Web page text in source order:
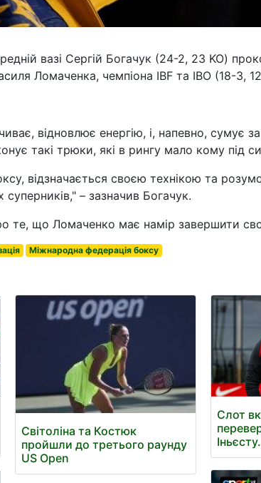
вазі Сергій Богачук (24-2, 23 KO)
Ломаченка, чемпіона IBF та IBO (18-3,
відновлює енергію, і, напевно, сумує
такі трюки, які в рингу мало кому під
відзначається своєю технікою та
– зазначив Богачук.
те, що Ломаченко має намір завершити
Міжнародна федерація боксу
Світоліна та Костюк
пройшли до третього раунду
US Open
Слот
Іньєсту.